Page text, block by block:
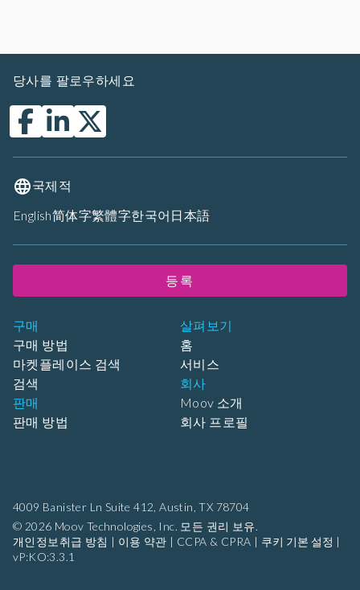
4009 Banister Ln Suite 412, Austin, TX 78704
© 2026 Moov Technologies, Inc. 모든 권리 보유.
개인정보취급 방침 | 이용 약관 | CCPA & CPRA | 쿠키 기본 설정 |
vP:KO:3.3.1
구매
구매 방법
마켓플레이스 검색
검색
판매
판매 방법
살펴보기
홈
서비스
회사
Moov 소개
회사 프로필
당사를 팔로우하세요
국제적
English简体字繁體字한국어 日本語
등록